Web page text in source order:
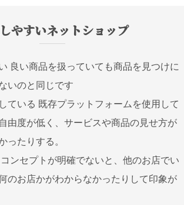
しやすいネットショップ
良い商品を扱っていても商品を見つけに
いのと同じです
ている 既存プラットフォームを使用して
由度が低く、サービスや商品の見せ方が
ったりする。
ンセプトが明確でないと、他のお店でい
のお店かがわからなかったりして印象が